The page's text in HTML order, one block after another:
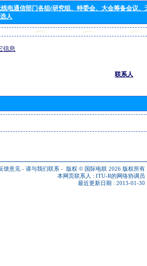
电通信部门各组(研究组、特委会、大会筹备会议
人
信息
联系人
馈意见 - 请与我们联系 - 版权 © 国际电联 2026 版权所有
本网页联系人 : ITU-R的网络协调员
最近更新日期 : 2013-01-30